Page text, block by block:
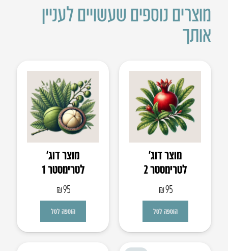
מוצרים נוספים שעשויים לעניין
אותך
מוצר דוג’
לטרימסטר 2
₪95
הוספה לסל
מוצר דוג’
לטרימסטר 1
₪95
הוספה לסל